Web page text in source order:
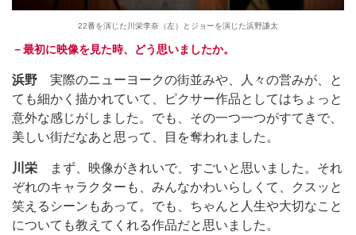
22番を演じた川栄李奈（左）とジョーを演じた浜野謙太
－最初に映像を見た時、どう思いましたか。
浜野 実際のニューヨークの街並みや、人々の営みが、と
ても細かく描かれていて、ピクサー作品としてはちょっと
意外な感じがしました。でも、その一つ一つがすてきで、
美しい街だなあと思って、目を奪われました。
川栄 まず、映像がきれいで、すごいと思いました。それ
ぞれのキャラクターも、みんなかわいらしくて、クスッと
笑えるシーンもあって。でも、ちゃんと人生や大切なこと
についても教えてくれる作品だと思いました。